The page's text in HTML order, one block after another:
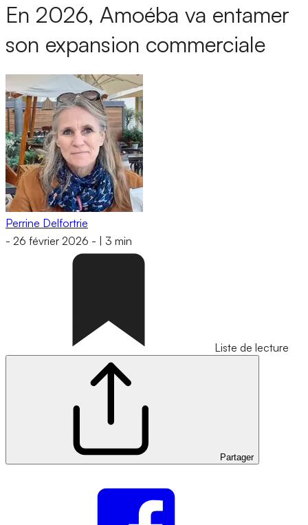
En 2026, Amoéba va entamer
son expansion commerciale
Perrine Delfortrie
- 26 février 2026 - 3 min
Liste de lecture
Partager